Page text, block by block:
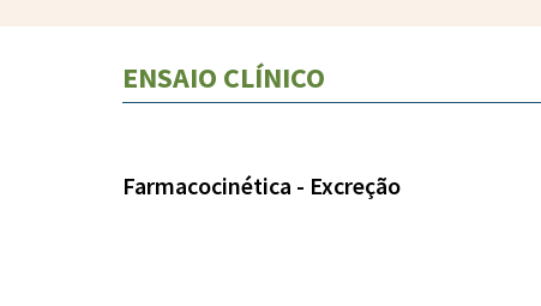
pressione
Enter
ENSAIO CLÍNICO
Farmacocinética - Excreção